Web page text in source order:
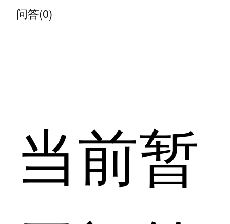
问答(0)
当前暂